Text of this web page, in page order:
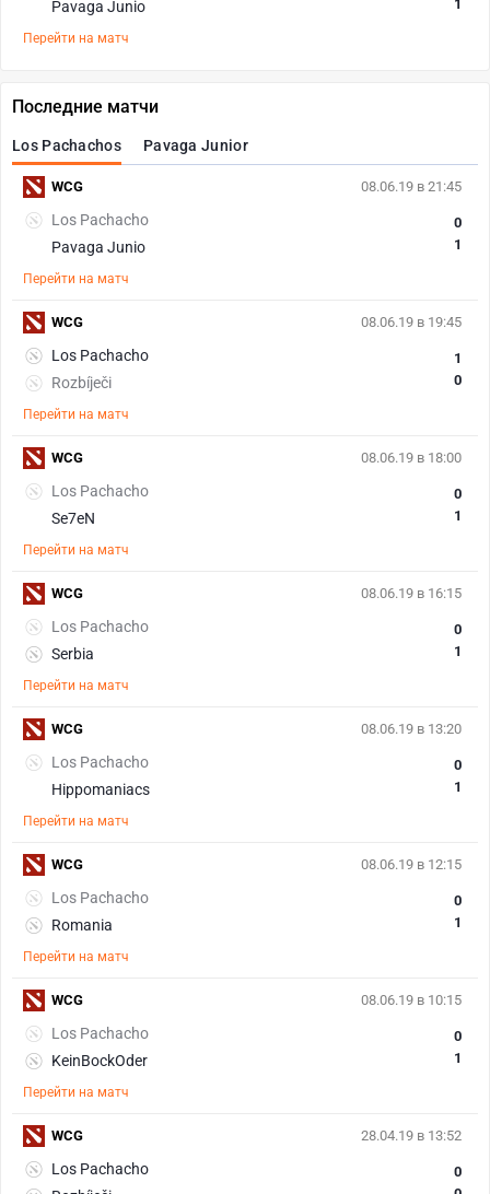
Pavaga Junio
1
Перейти на матч
Последние матчи
Los Pachachos Pavaga Junior
08.06.19 в 21:45
Los Pachacho
Pavaga Junio
0
1
Перейти на матч
WCG
08.06.19 в 19:45
Los Pachacho
Rozbíječi
1
0
Перейти на матч
WCG
08.06.19 в 18:00
Los Pachacho
Se7eN
0
1
Перейти на матч
WCG
08.06.19 в 16:15
Los Pachacho
Serbia
0
1
Перейти на матч
WCG
08.06.19 в 13:20
Los Pachacho
Hippomaniacs
0
1
Перейти на матч
WCG
08.06.19 в 12:15
Los Pachacho
Romania
0
1
Перейти на матч
WCG
08.06.19 в 10:15
Los Pachacho
KeinBockOder
0
1
Перейти на матч
WCG
28.04.19 в 13:52
Los Pachacho
0
WCG